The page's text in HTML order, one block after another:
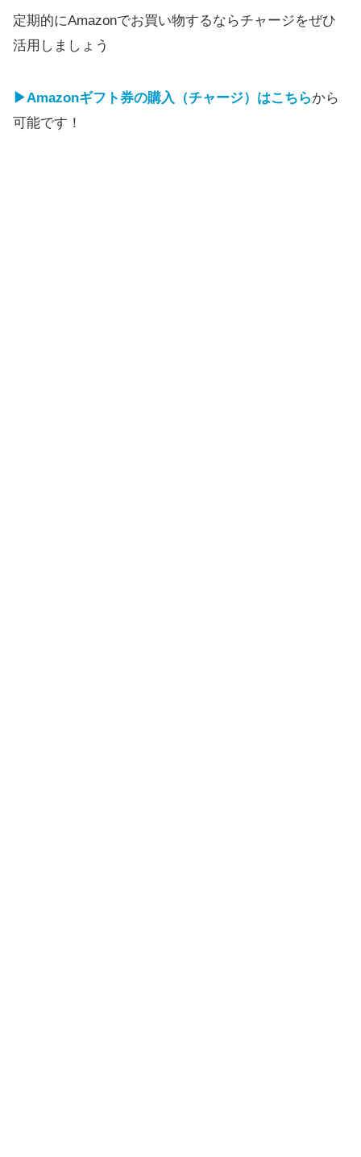
定期的にAmazonでお買い物するならチャージをぜひ
活用しましょう
▶Amazonギフト券の購入（チャージ）はこちらから
可能です！